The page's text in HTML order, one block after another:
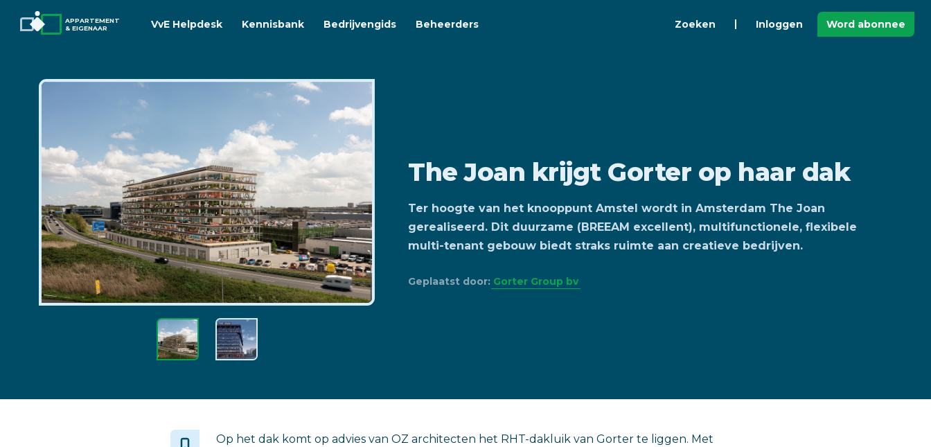
APPARTEMENT
& EIGENAAR
VvE Helpdesk Kennisbank Bedrijvengids Beheerders Zoeken Inloggen Word abonnee
The Joan krijgt Gorter op haar dak
Ter hoogte van het knooppunt Amstel wordt in Amsterdam The Joan
gerealiseerd. Dit duurzame (BREEAM excellent), multifunctionele, flexibele
multi-tenant gebouw biedt straks ruimte aan creatieve bedrijven.
Geplaatst door: Gorter Group bv
Op het dak komt op advies van OZ architecten het RHT-dakluik van Gorter te liggen. Met